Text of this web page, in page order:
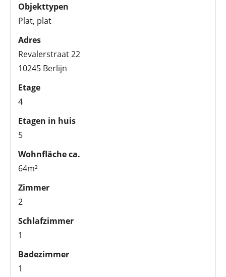
Objekttypen
Plat, plat
Adres
Revalerstraat 22
10245 Berlijn
Etage
4
Etagen in huis
5
Wohnfläche ca.
64m²
Zimmer
2
Schlafzimmer
1
Badezimmer
1